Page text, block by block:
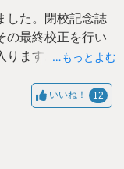
した。閉校記念誌
の最終校正を行い
ります。完成は６
ばらくお待ちくだ
…もっとよむ
いいね！ 12